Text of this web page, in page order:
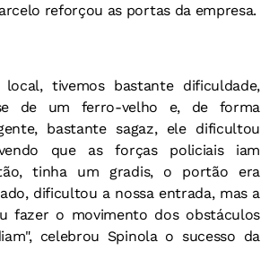
reforçou as portas da empresa.
tivemos bastante dificuldade,
de um ferro-velho e, de forma
bastante sagaz, ele dificultou
que as forças policiais iam
tinha um gradis, o portão era
dificultou a nossa entrada, mas a
fazer o movimento dos obstáculos
celebrou Spinola o sucesso da